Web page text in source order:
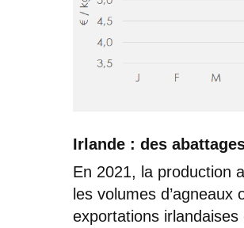
Irlande : des
En 2021, la production
les volumes
exportations